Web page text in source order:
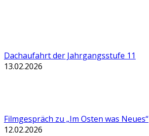
Dachaufahrt der Jahrgangsstufe 11
13.02.2026
Filmgespräch zu „Im Osten was Neues“
12.02.2026